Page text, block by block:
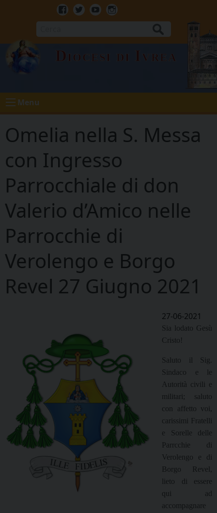
Facebook
TwitterYoutubeInstagram
Diocesi di Ivrea
Menu
Omelia nella S. Messa
con Ingresso
Parrocchiale di don
Valerio d’Amico nelle
Parrocchie di
Verolengo e Borgo
Revel 27 Giugno 2021
27-06-2021
Sia lodato Gesù
Cristo!
Saluto il Sig.
Sindaco e le
Autorità civili e
militari; saluto
con affetto voi,
carissimi Fratelli
e Sorelle delle
Parrcchie di
Verolengo e di
Borgo Revel,
lieto di essere
qui ad
accompagnare